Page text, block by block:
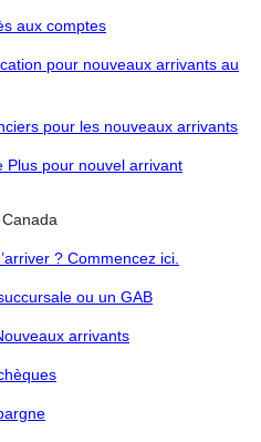
aux comptes
pour nouveaux arrivants au
pour les nouveaux arrivants
Plus pour nouvel arrivant
? Commencez ici.
ou un GAB
arrivants